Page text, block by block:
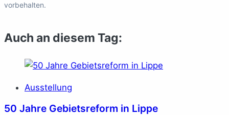
vorbehalten.
Auch an diesem Tag:
Ausstellung
50 Jahre Gebietsreform in Lippe